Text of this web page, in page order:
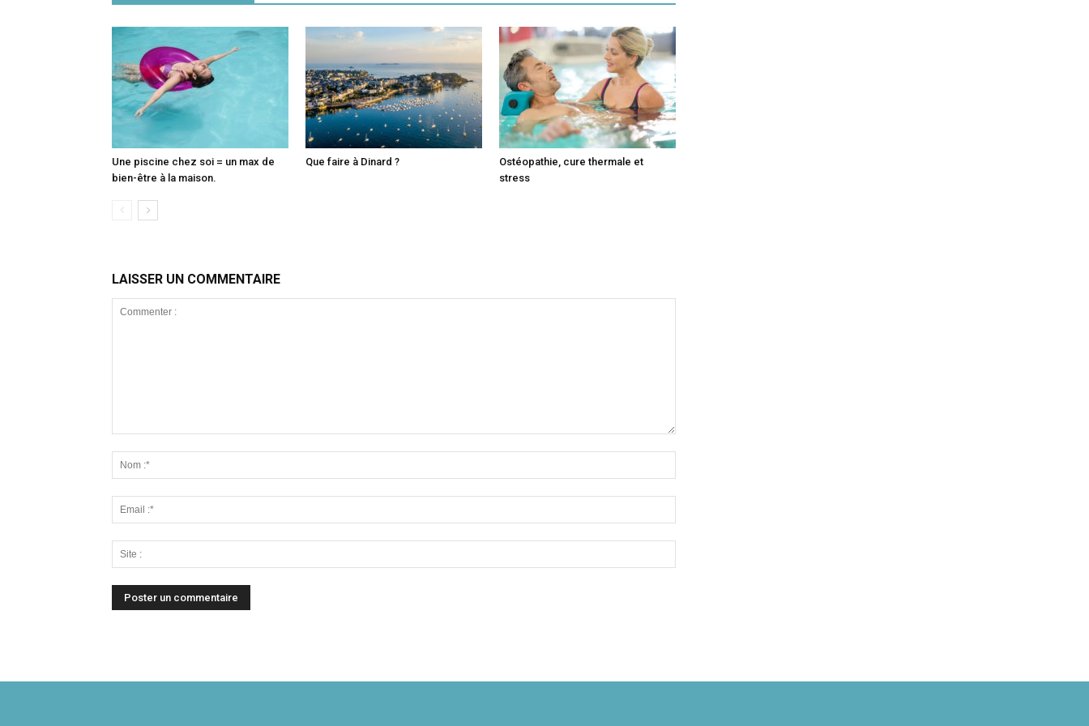
Une piscine chez soi = un max de
bien-être à la maison.
Que faire à Dinard ?
Ostéopathie, cure thermale et
stress
LAISSER UN COMMENTAIRE